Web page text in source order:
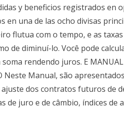
y beneficios registrados en
en una de las ocho divisas
flutua com o tempo, e as
de diminuí-lo. Você pode
rendendo juros. E MANUAL
Neste Manual, são
dos contratos futuros de
de juro e de câmbio, índices de